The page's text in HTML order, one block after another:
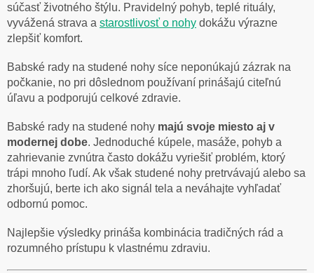
súčasť životného štýlu. Pravidelný pohyb, teplé rituály,
vyvážená strava a starostlivosť o nohy dokážu výrazne
zlepšiť komfort.
Babské rady na studené nohy síce neponúkajú zázrak na
počkanie, no pri dôslednom používaní prinášajú citeľnú
úľavu a podporujú celkové zdravie.
Babské rady na studené nohy majú svoje miesto aj v
modernej dobe. Jednoduché kúpele, masáže, pohyb a
zahrievanie zvnútra často dokážu vyriešiť problém, ktorý
trápi mnoho ľudí. Ak však studené nohy pretrvávajú alebo sa
zhoršujú, berte ich ako signál tela a neváhajte vyhľadať
odbornú pomoc.
Najlepšie výsledky prináša kombinácia tradičných rád a
rozumného prístupu k vlastnému zdraviu.